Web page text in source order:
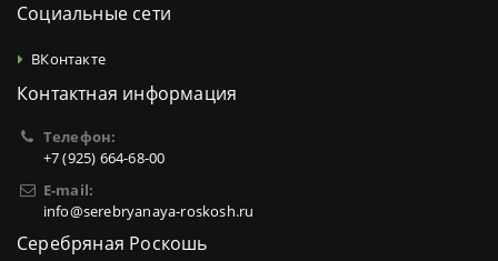
Социальные сети
ВКонтакте
Контактная информация
Телефон:
+7 (925) 664-68-00
E-mail:
info@serebryanaya-roskosh.ru
Серебряная Роскошь